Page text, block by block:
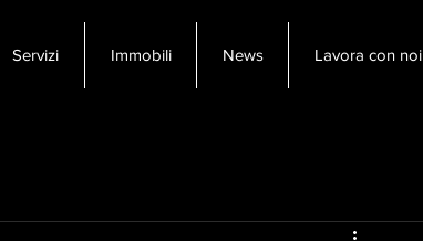
Servizi Immobili News Lavora con noi